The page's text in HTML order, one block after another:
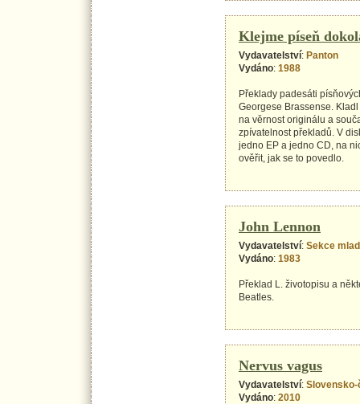
Klejme píseň
Vydavatelství: Panton
Vydáno: 1988
Překlady padesáti
Georgese Brassense.
na věrnost originálu a
zpívatelnost překladů. V
jedno EP a jedno CD, na
ověřit, jak se to povedlo.
John Lennon
Vydavatelství: Sekce
Vydáno: 1983
Překlad L. životopisu a
Beatles.
Nervus vagus
Vydavatelství:
Vydáno: 2010